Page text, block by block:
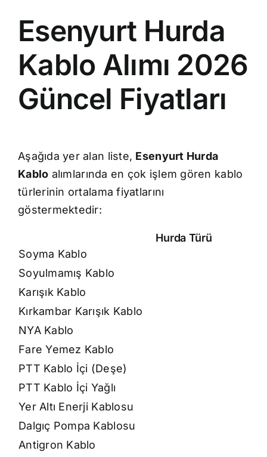
Esenyurt Hurda
Kablo Alımı 2026
Güncel Fiyatları
Aşağıda yer alan liste, Esenyurt Hurda
Kablo alımlarında en çok işlem gören kablo
türlerinin ortalama fiyatlarını
göstermektedir:
Hurda Türü
Soyma Kablo
Soyulmamış Kablo
Karışık Kablo
Kırkambar Karışık Kablo
NYA Kablo
Fare Yemez Kablo
PTT Kablo İçi (Deşe)
PTT Kablo İçi Yağlı
Yer Altı Enerji Kablosu
Dalgıç Pompa Kablosu
Antigron Kablo